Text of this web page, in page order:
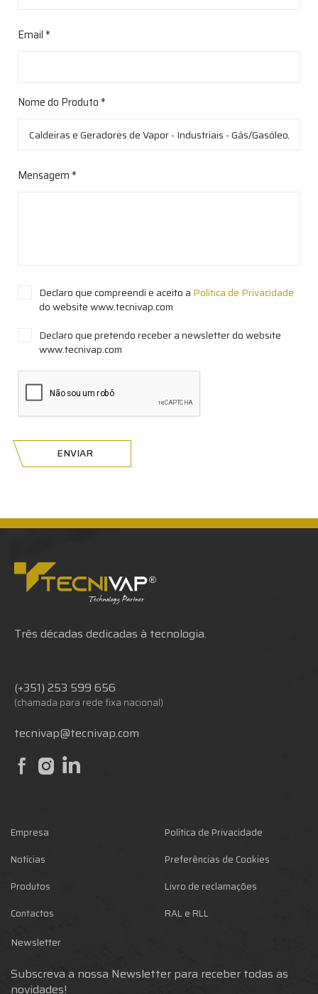
Email *
Nome do Produto *
Mensagem *
Declaro que compreendi e aceito a Política de Privacidade
do website www.tecnivap.com
Declaro que pretendo receber a newsletter do website
www.tecnivap.com
ENVIAR
Três décadas dedicadas à tecnologia.
(+351) 253 599 656
(chamada para rede fixa nacional)
tecnivap@tecnivap.com
Empresa
Notícias
Produtos
Contactos
Política de Privacidade
Preferências de Cookies
Livro de reclamações
RAL e RLL
Newsletter
Subscreva a nossa Newsletter para receber todas as
novidades!